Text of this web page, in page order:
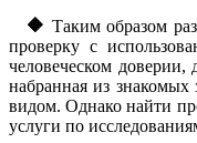
🔶 Таким образом
проверку с
человеческом
набранная из
видом. Однако найти
услуги по